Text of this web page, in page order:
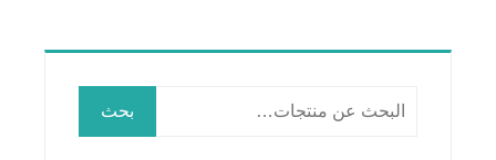
البحث
بحث